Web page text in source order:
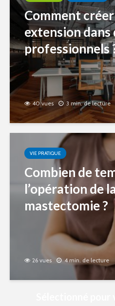
Comment
extension dans
professionnels
40 vues 3 min. de lecture
VIE PRATIQUE
Combien de
l’opération de
mastectomie ?
26 vues 4 min. de lecture